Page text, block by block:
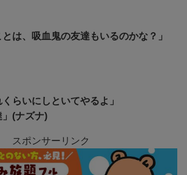
とは、吸血鬼の友達もいるのかな？」
くらいにしといてやるよ」
」(ナズナ)
スポンサーリンク